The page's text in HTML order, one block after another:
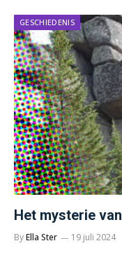
GESCHIEDENIS
Het mysterie
ByElla Ster 19 juli 2024